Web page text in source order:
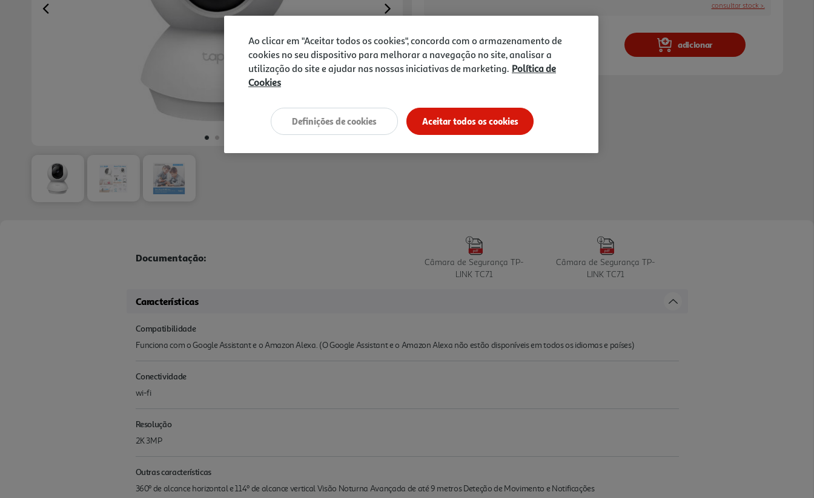
Previous Next
consultar stock >.
adicionar
Documentação:
Câmara de Segurança TP-
LINK TC71
Câmara de Segurança TP-
LINK TC71
Características
Compatibilidade
Funciona com o Google Assistant e o Amazon Alexa. (O Google Assistant e o Amazon Alexa não estão disponíveis em todos os idiomas e países)
Conectividade
wi-fi
Resolução
2K 3MP
Outras características
360º de alcance horizontal e 114º de alcance vertical Visão Noturna Avançada de até 9 metros Deteção de Movimento e Notificações
Ao clicar em "Aceitar todos os cookies", concorda com o armazenamento de
cookies no seu dispositivo para melhorar a navegação no site, analisar a
utilização do site e ajudar nas nossas iniciativas de marketing. Política de
Cookies
Aceitar todos os cookies
Definições de cookies